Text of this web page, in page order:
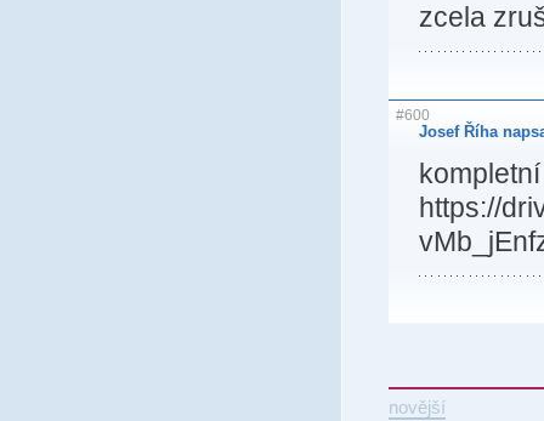
zcela
#600
Josef Říha
https://
novější